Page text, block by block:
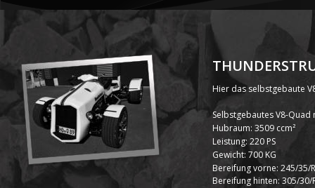
Hier das selbstgebaute
Selbstgebautes V8-
Hubraum: 3509 ccm²
Leistung: 220 PS
Gewicht: 700 KG
Bereifung vorne: 245/35/
Bereifung hinten: 305/30/